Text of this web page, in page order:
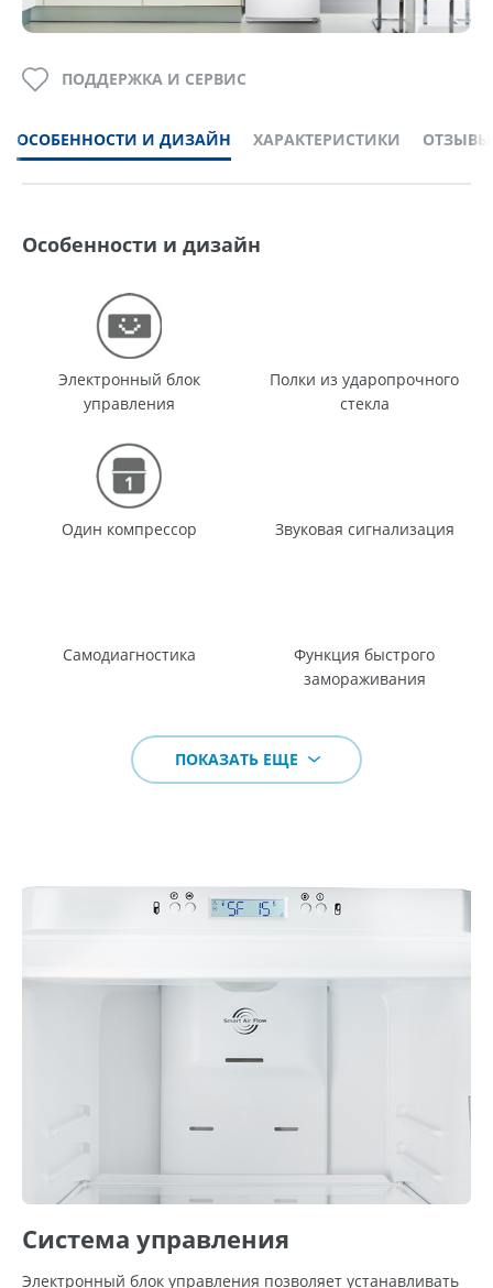
ОСОБЕННОСТИ И ДИЗАЙН ХАРАКТЕРИСТИКИ ОТЗЫВЫ
ПОДДЕРЖКА И СЕРВИС
Особенности и дизайн
Электронный блок
управления
Полки из ударопрочного
стекла
Один компрессор Звуковая сигнализация
Самодиагностика
Функция быстрого
замораживания
ПОКАЗАТЬ ЕЩЕ
Система управления
Электронный блок управления позволяет устанавливать